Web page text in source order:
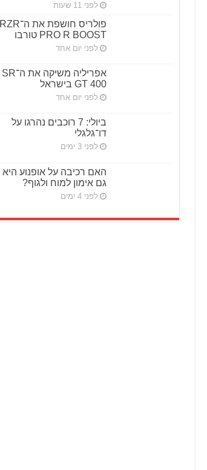
לפני 11 שעות
פולריס חושפת את ה־RZR
PRO R BOOST טורבו
לפני יום אחד
אפריליה משיקה את ה־SR
GT 400 בישראל
לפני יום אחד
ביולי: 7 רוכבים נהרגו על
דו־גלגלי
לפני 3 ימים
האם רכיבה על אופנוע היא
גם אימון למוח ולגוף?
לפני 4 ימים